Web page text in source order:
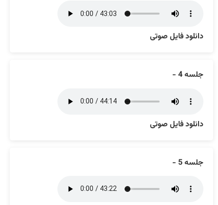
دانلود فایل صوتی
جلسه 4 -
دانلود فایل صوتی
جلسه 5 -